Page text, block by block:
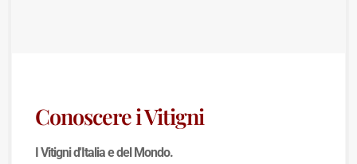
Conoscere i Vitigni
I Vitigni d'Italia e del Mondo.